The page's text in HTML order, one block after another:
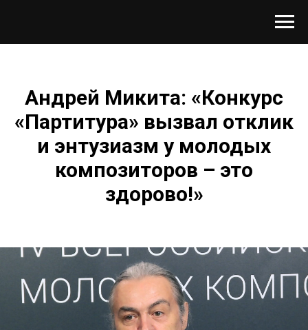
Андрей Микита: «Конкурс
«Партитура» вызвал отклик
и энтузиазм у молодых
композиторов – это
здорово!»